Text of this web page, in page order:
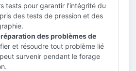
tests pour garantir l'intégrité du
des tests de pression et des
des problèmes de
et résoudre tout problème lié
survenir pendant le forage